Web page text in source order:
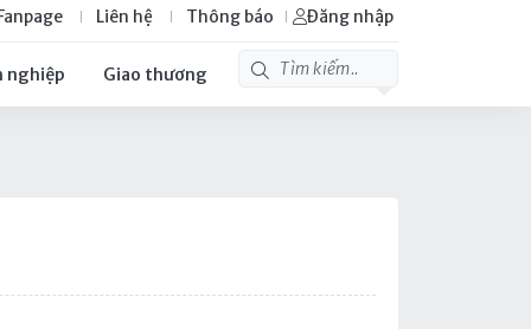
Liên hệ Thông báo Đăng nhập
nghiệp Giao thương